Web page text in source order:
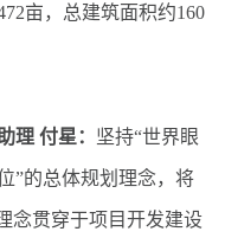
亩，总建筑面积约160
理 付星： 坚持“世界眼
”的总体规划理念，将
念贯穿于项目开发建设